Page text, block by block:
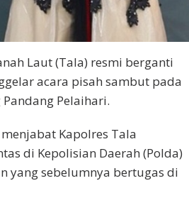
Laut (Tala) resmi berganti
acara pisah sambut pada
Pelaihari.
Kapolres Tala
di Kepolisian Daerah (Polda)
yang sebelumnya bertugas di